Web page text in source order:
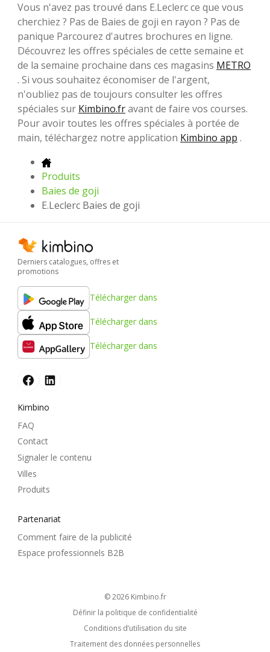
Vous n'avez pas trouvé dans E.Leclerc ce que vous
cherchiez ? Pas de Baies de goji en rayon ? Pas de
panique Parcourez d'autres brochures en ligne.
Découvrez les offres spéciales de cette semaine et
de la semaine prochaine dans ces magasins METRO
. Si vous souhaitez économiser de l'argent,
n'oubliez pas de toujours consulter les offres
spéciales sur Kimbino.fravant de faire vos courses.
Pour avoir toutes les offres spéciales à portée de
main, téléchargez notre application Kimbino app .
Produits
Baies de goji
E.Leclerc Baies de goji
Derniers catalogues, offres et
promotions
Télécharger dans
Télécharger dans
Télécharger dans
Kimbino
FAQ
Contact
Signaler le contenu
Villes
Produits
Partenariat
Comment faire de la publicité
Espace professionnels B2B
© 2026 kimbino.fr
Définir la politique de confidentialité
Conditions d’utilisation du site
Traitement des données personnelles